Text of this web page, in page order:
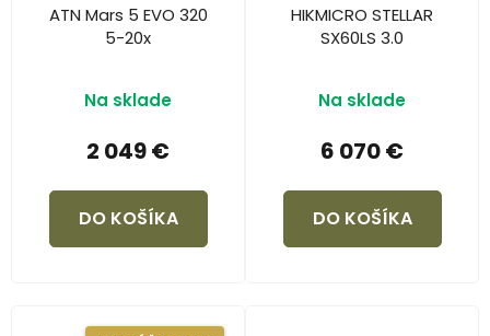
ATN Mars 5 EVO 320
5-20x
Na sklade
2 049 €
DO KOŠÍKA
HIKMICRO STELLAR
SX60LS 3.0
Na sklade
6 070 €
DO KOŠÍKA